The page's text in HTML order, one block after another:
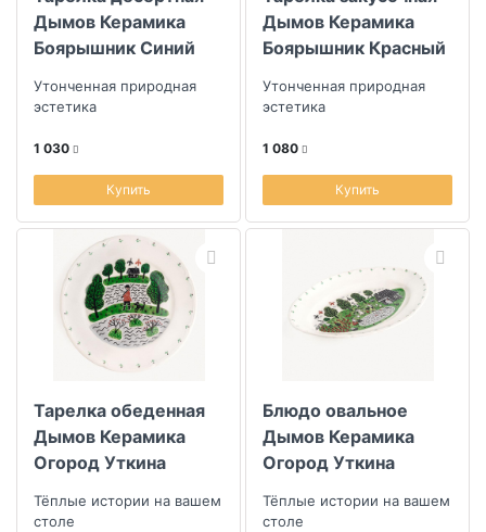
Дымов Керамика
Боярышник Синий
Утонченная природная
эстетика
1 030
Купить
Дымов Керамика
Боярышник Красный
Утонченная природная
эстетика
1 080
Купить
Тарелка обеденная
Дымов Керамика
Огород Уткина
Тёплые истории на вашем
столе
Блюдо овальное
Дымов Керамика
Огород Уткина
Тёплые истории на вашем
столе